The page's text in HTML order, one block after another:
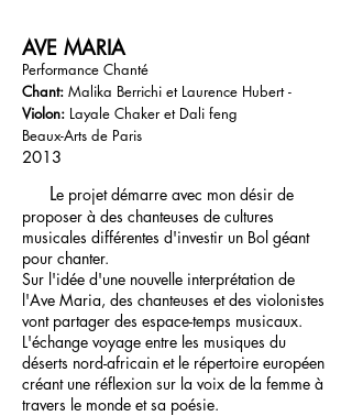
AVE MARIA
Performance Chanté
Chant: Malika Berrichi et Laurence Hubert -
Violon: Layale Chaker et Dali feng
Beaux-Arts de Paris
2013
Le projet démarre avec mon désir de
proposer à des chanteuses de cultures
musicales différentes d'investir un Bol géant
pour chanter.
Sur l'idée d'une nouvelle interprétation de
l'Ave Maria, des chanteuses et des violonistes
vont partager des espace-temps musicaux.
L'échange voyage entre les musiques du
déserts nord-africain et le répertoire européen
créant une réflexion sur la voix de la femme à
travers le monde et sa poésie.